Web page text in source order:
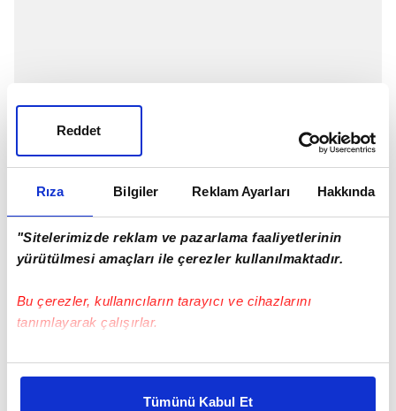
Rıza Bilgiler Reklam Ayarları Hakkında
"Sitelerimizde reklam ve pazarlama faaliyetlerinin
yürütülmesi amaçları ile çerezler kullanılmaktadır.
Bu çerezler, kullanıcıların tarayıcı ve cihazlarını
tanımlayarak çalışırlar.
Bu çerezlere izin vermeniz halinde sizlere özel
daha iyi reklam deneyimi yaşatabiliriz. Bunu yaparken
Tümünü Kabul Et
Reddet